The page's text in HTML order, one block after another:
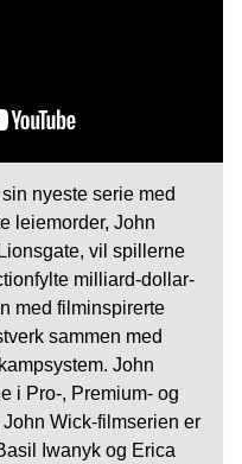
nyeste serie med
leiemorder, John
vil spillerne
milliard-dollar-
med filminspirerte
sammen med
John
i Pro-, Premium- og
Wick-filmserien er
Iwanyk og Erica